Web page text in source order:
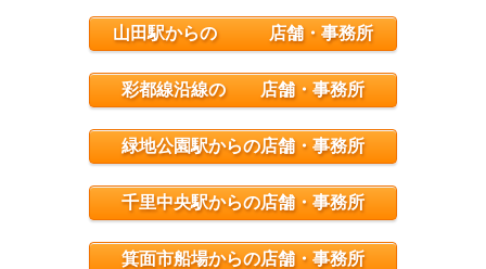
山田駅からの 店舗・事務所
彩都線沿線の 店舗・事務所
緑地公園駅からの店舗・事務所
千里中央駅からの店舗・事務所
箕面市船場からの店舗・事務所